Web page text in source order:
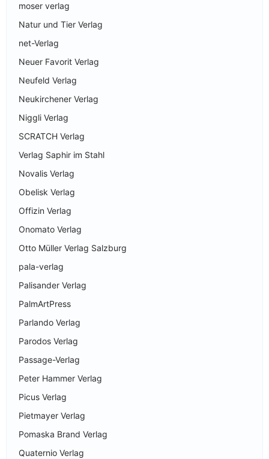
moser verlag
Natur und Tier Verlag
net-Verlag
Neuer Favorit Verlag
Neufeld Verlag
Neukirchener Verlag
Niggli Verlag
SCRATCH Verlag
Verlag Saphir im Stahl
Novalis Verlag
Obelisk Verlag
Offizin Verlag
Onomato Verlag
Otto Müller Verlag Salzburg
pala-verlag
Palisander Verlag
PalmArtPress
Parlando Verlag
Parodos Verlag
Passage-Verlag
Peter Hammer Verlag
Picus Verlag
Pietmayer Verlag
Pomaska Brand Verlag
Quaternio Verlag